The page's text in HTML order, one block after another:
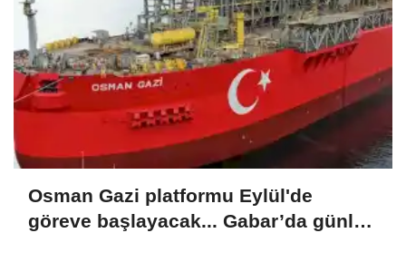
Osman Gazi platformu Eylül'de
göreve başlayacak... Gabar’da günlük